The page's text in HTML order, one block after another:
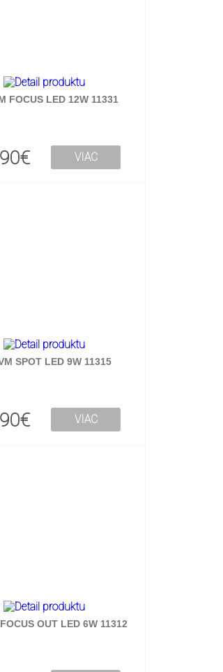
FOCUS LED 12W 11331
VIAC
SPOT LED 9W 11315
VIAC
OUT LED 6W 11312